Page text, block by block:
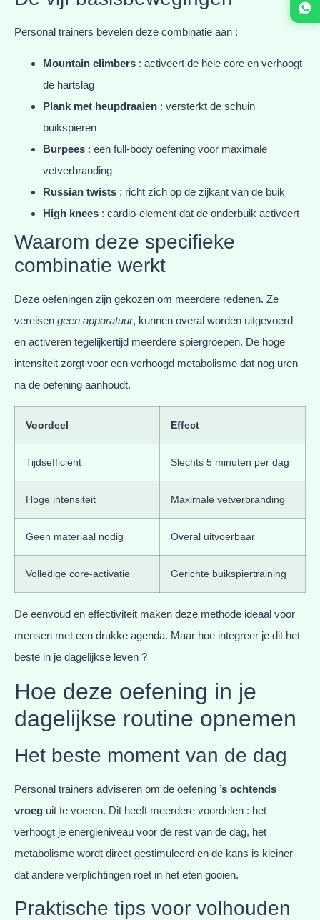
Personal trainers bevelen deze combinatie aan :
Mountain climbers : activeert de hele core en verhoogt
de hartslag
Plank met heupdraaien : versterkt de schuin
buikspieren
Burpees : een full-body oefening voor maximale
vetverbranding
Russian twists : richt zich op de zijkant van de buik
High knees : cardio-element dat de onderbuik activeert
Waarom deze specifieke
combinatie werkt
Deze oefeningen zijn gekozen om meerdere redenen. Ze
vereisen geen apparatuur, kunnen overal worden uitgevoerd
en activeren tegelijkertijd meerdere spiergroepen. De hoge
intensiteit zorgt voor een verhoogd metabolisme dat nog uren
na de oefening aanhoudt.
Voordeel Effect
Tijdsefficiënt Slechts 5 minuten per dag
Hoge intensiteit Maximale vetverbranding
Geen materiaal nodig Overal uitvoerbaar
Volledige core-activatie Gerichte buikspiertraining
De eenvoud en effectiviteit maken deze methode ideaal voor
mensen met een drukke agenda. Maar hoe integreer je dit het
beste in je dagelijkse leven ?
Hoe deze oefening in je
dagelijkse routine opnemen
Het beste moment van de dag
Personal trainers adviseren om de oefening ’s ochtends
vroeg uit te voeren. Dit heeft meerdere voordelen : het
verhoogt je energieniveau voor de rest van de dag, het
metabolisme wordt direct gestimuleerd en de kans is kleiner
dat andere verplichtingen roet in het eten gooien.
Praktische tips voor volhouden